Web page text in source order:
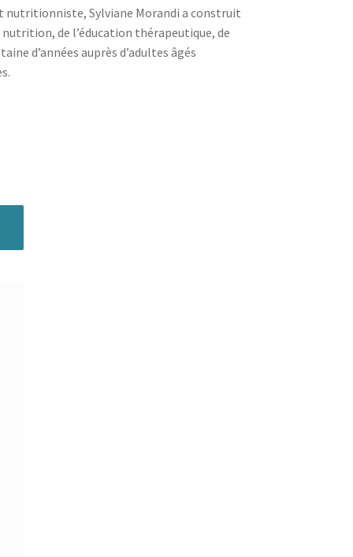
nutritionniste, Sylviane Morandi a construit
de l’éducation thérapeutique, de
d’années auprès d’adultes âgés